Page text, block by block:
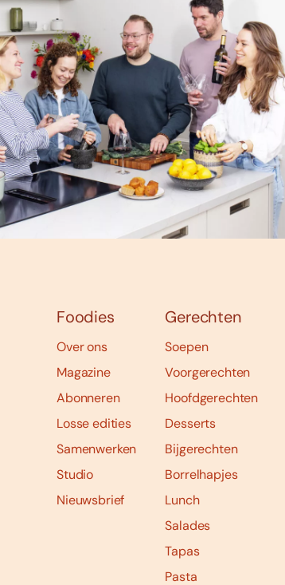
Foodies
Over ons
Magazine
Abonneren
Losse edities
Samenwerken
Studio
Nieuwsbrief
Gerechten
Soepen
Voorgerechten
Hoofdgerechten
Desserts
Bijgerechten
Borrelhapjes
Lunch
Salades
Tapas
Pasta